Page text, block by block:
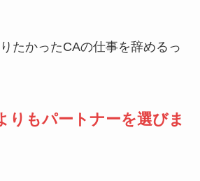
たかったCAの仕事を辞めるっ
りもパートナーを選びま